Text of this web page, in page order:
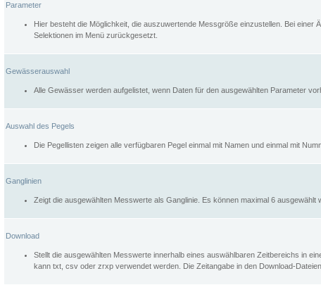
Parameter
Hier besteht die Möglichkeit, die auszuwertende Messgröße einzustellen. Bei einer
Selektionen im Menü zurückgesetzt.
Gewässerauswahl
Alle Gewässer werden aufgelistet, wenn Daten für den ausgewählten Parameter
Auswahl des Pegels
Die Pegellisten zeigen alle verfügbaren Pegel einmal mit Namen und einmal mit
Ganglinien
Zeigt die ausgewählten Messwerte als Ganglinie. Es können maximal 6 ausgewählt
Download
Stellt die ausgewählten Messwerte innerhalb eines auswählbaren Zeitbereichs in
kann txt, csv oder zrxp verwendet werden. Die Zeitangabe in den Download-